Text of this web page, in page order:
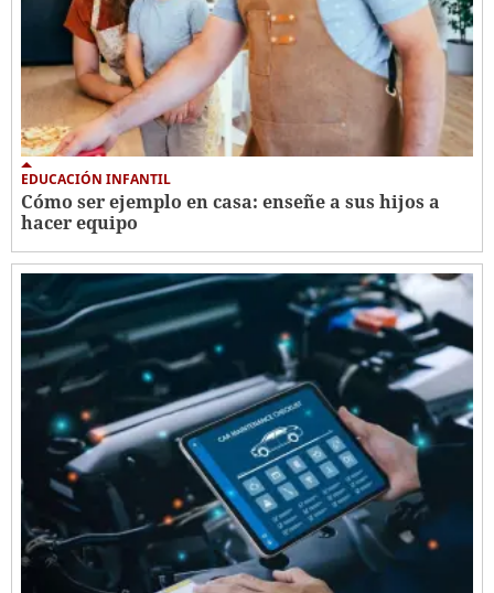
EDUCACIÓN INFANTIL
Cómo ser ejemplo en casa: enseñe a sus hijos a
hacer equipo